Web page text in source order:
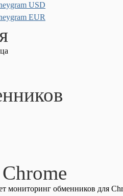
USD
EUR
мониторинг обменников для